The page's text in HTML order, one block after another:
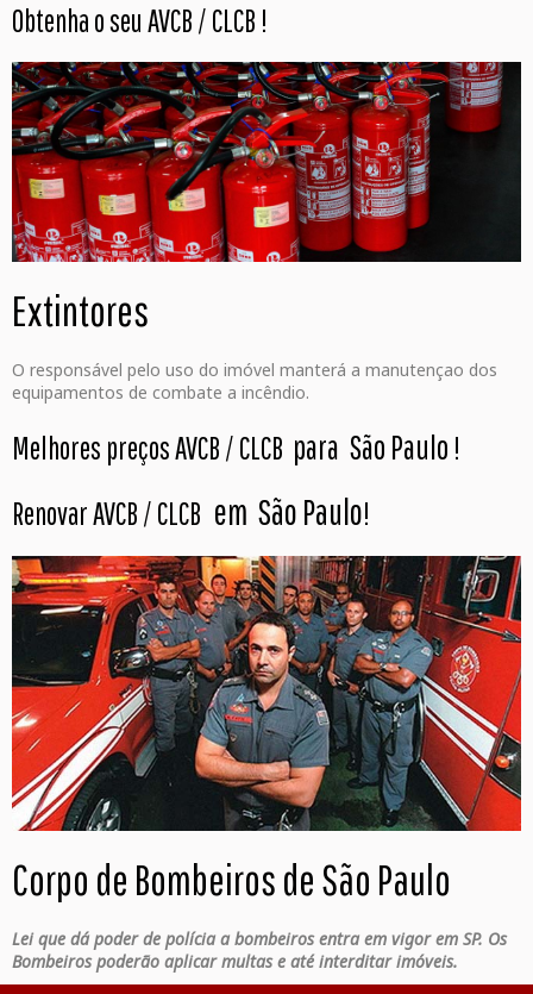
Obtenha o seu AVCB / CLCB !
Extintores
O responsável pelo uso do imóvel manterá a manutençao dos
equipamentos de combate a incêndio.
Melhores preços AVCB / CLCB para São Paulo !
Renovar AVCB / CLCB em São Paulo!
Corpo de Bombeiros de São Paulo
Lei que dá poder de polícia a bombeiros entra em vigor em SP. Os
Bombeiros poderão aplicar multas e até interditar imóveis.